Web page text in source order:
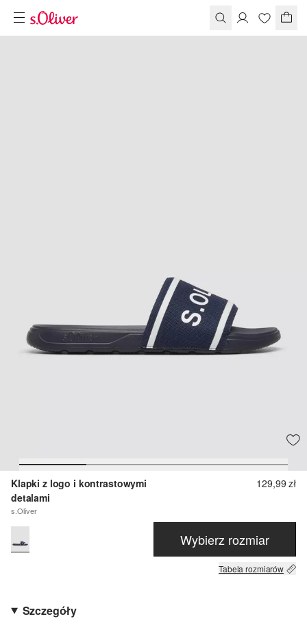
Klapki z logo i kontrastowymi
detalami
s.Oliver
129,99 zł
Wybierz rozmiar
Tabela rozmiarów
Szczegóły